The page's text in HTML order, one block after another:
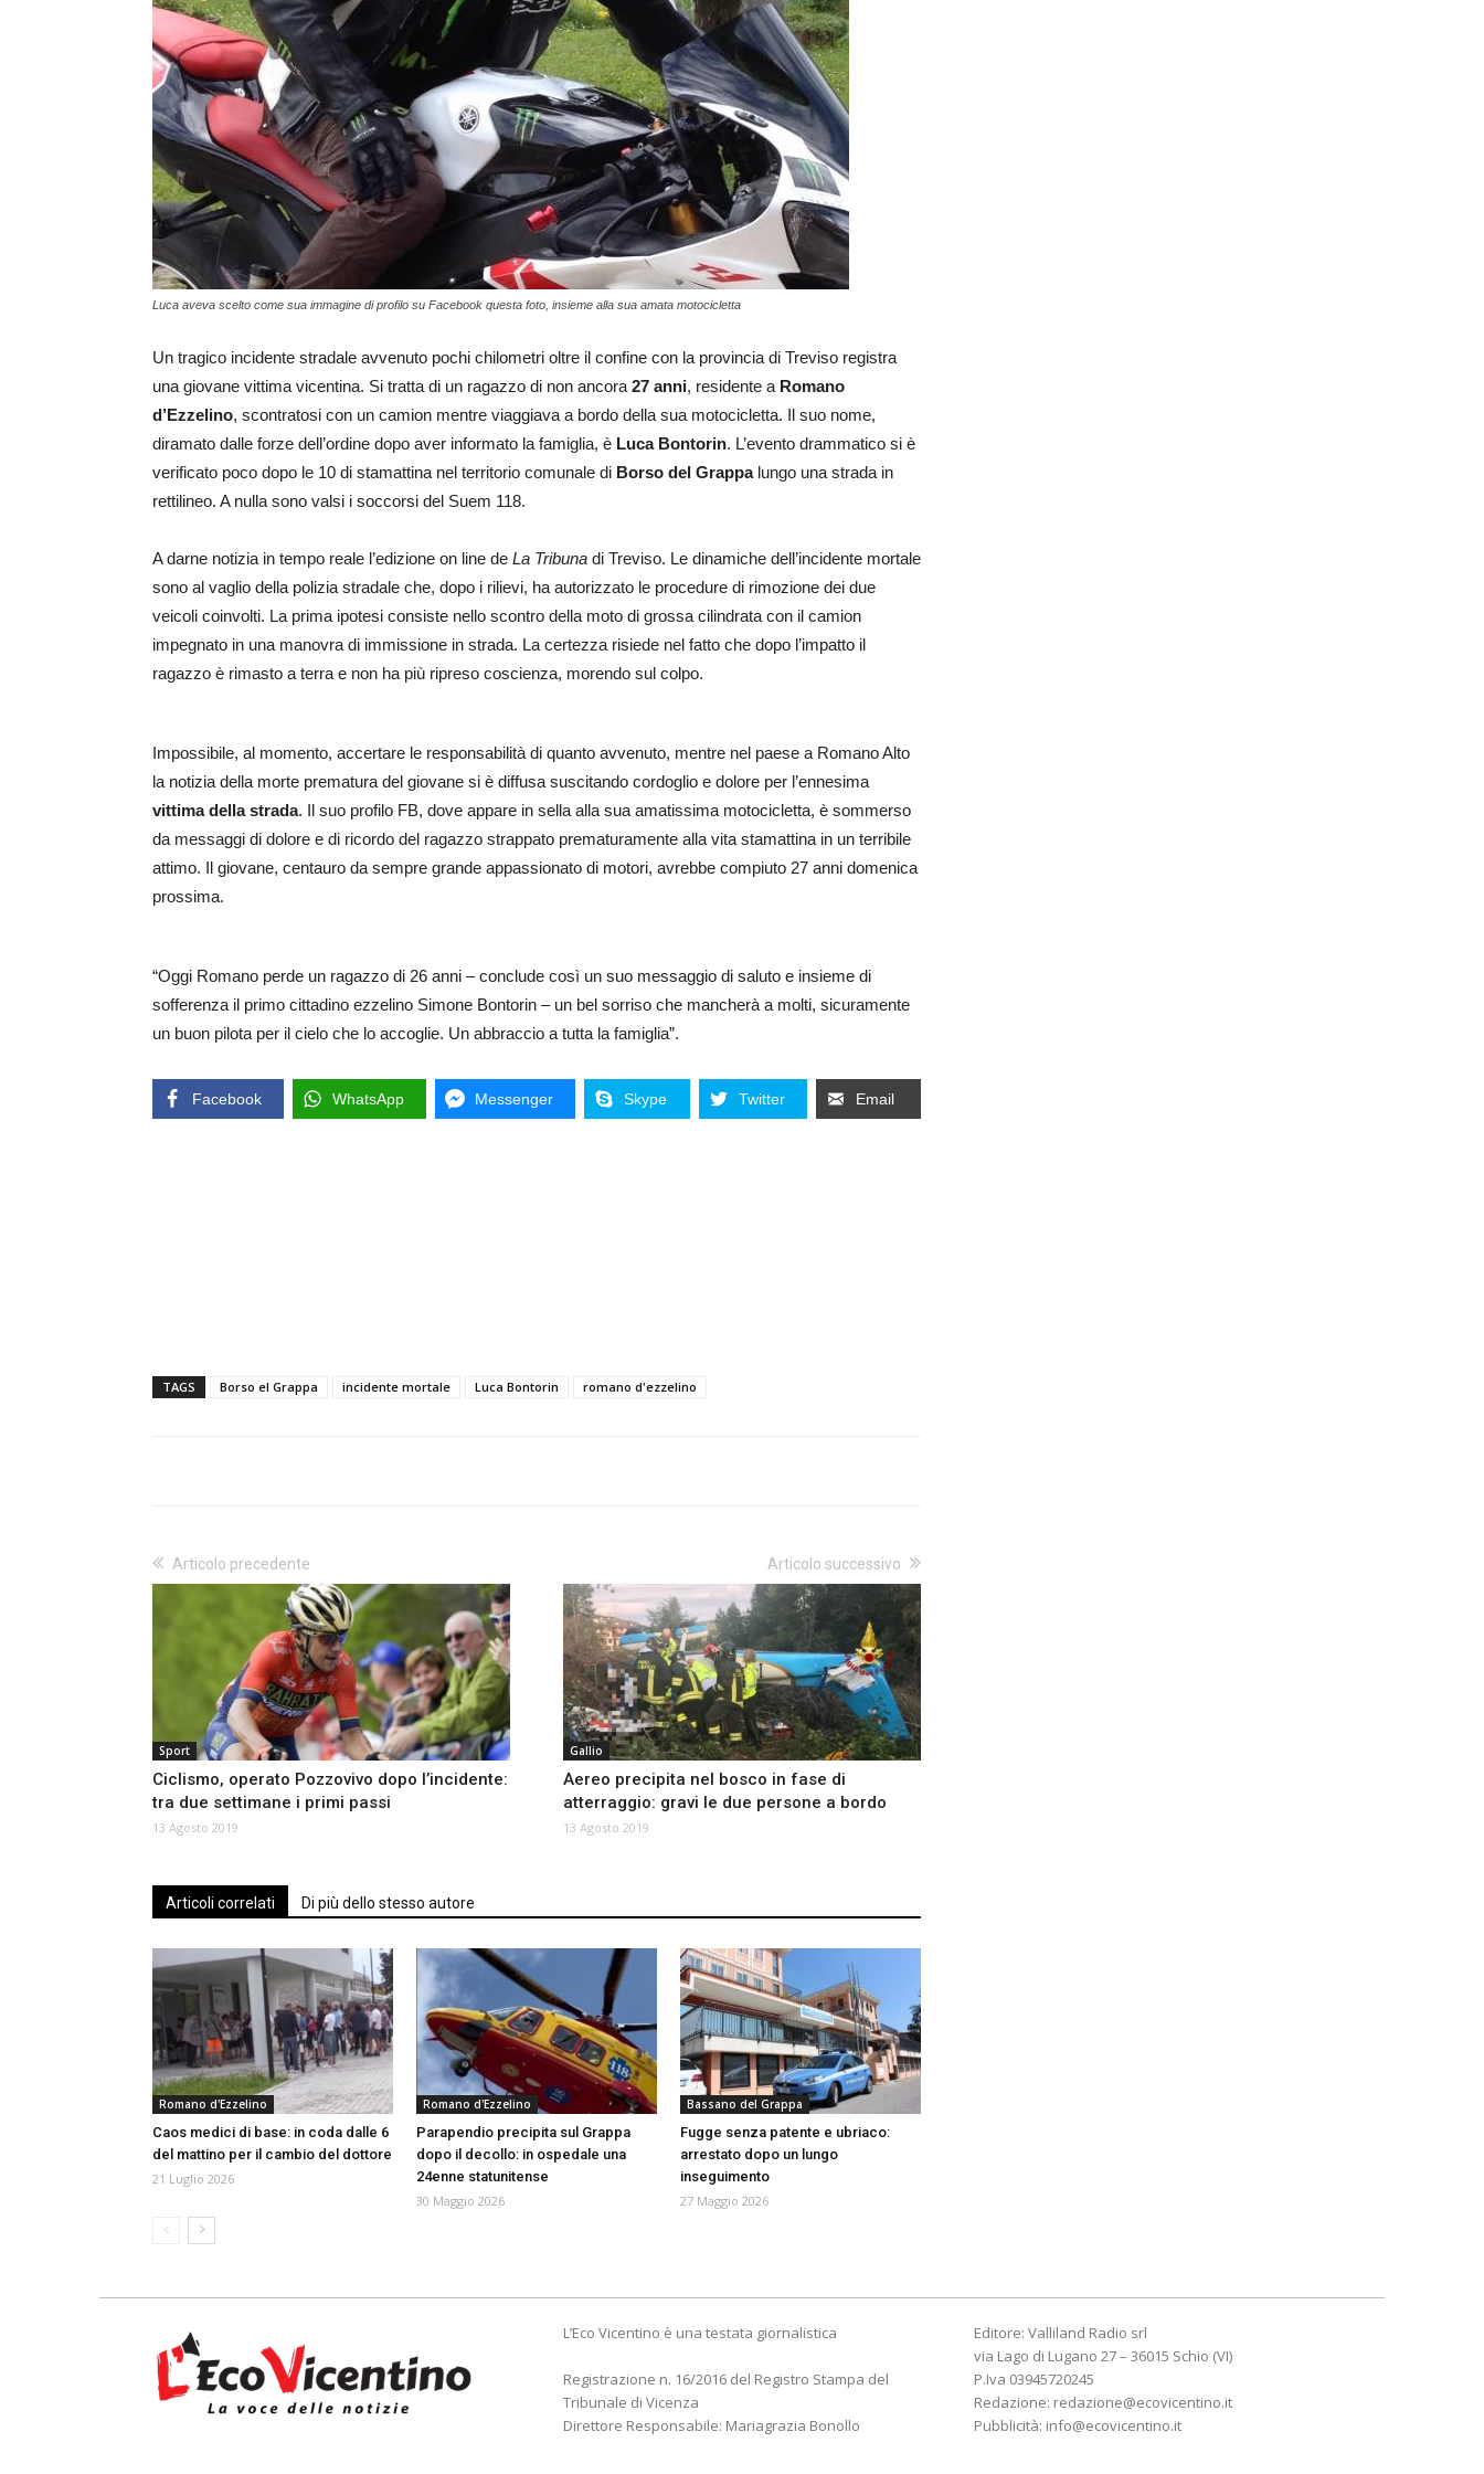
Luca aveva scelto come sua immagine di profilo su Facebook questa foto, insieme alla sua amata motocicletta
Un tragico incidente stradale avvenuto pochi chilometri oltre il confine con la provincia di Treviso registra
una giovane vittima vicentina. Si tratta di un ragazzo di non ancora 27 anni, residente a Romano
d’Ezzelino, scontratosi con un camion mentre viaggiava a bordo della sua motocicletta. Il suo nome,
diramato dalle forze dell’ordine dopo aver informato la famiglia, è Luca Bontorin. L’evento drammatico si è
verificato poco dopo le 10 di stamattina nel territorio comunale di Borso del Grappalungo una strada in
rettilineo. A nulla sono valsi i soccorsi del Suem 118.
A darne notizia in tempo reale l’edizione on line de La Tribuna di Treviso. Le dinamiche dell’incidente mortale
sono al vaglio della polizia stradale che, dopo i rilievi, ha autorizzato le procedure di rimozione dei due
veicoli coinvolti. La prima ipotesi consiste nello scontro della moto di grossa cilindrata con il camion
impegnato in una manovra di immissione in strada. La certezza risiede nel fatto che dopo l’impatto il
ragazzo è rimasto a terra e non ha più ripreso coscienza, morendo sul colpo.
Impossibile, al momento, accertare le responsabilità di quanto avvenuto, mentre nel paese a Romano Alto
la notizia della morte prematura del giovane si è diffusa suscitando cordoglio e dolore per l’ennesima
vittima della strada. Il suo profilo FB, dove appare in sella alla sua amatissima motocicletta, è sommerso
da messaggi di dolore e di ricordo del ragazzo strappato prematuramente alla vita stamattina in un terribile
attimo. Il giovane, centauro da sempre grande appassionato di motori, avrebbe compiuto 27 anni domenica
prossima.
“Oggi Romano perde un ragazzo di 26 anni – conclude così un suo messaggio di saluto e insieme di
sofferenza il primo cittadino ezzelino Simone Bontorin – un bel sorriso che mancherà a molti, sicuramente
un buon pilota per il cielo che lo accoglie. Un abbraccio a tutta la famiglia”.
Facebook WhatsApp Messenger Skype Twitter Email
TAGS Borso el Grappa incidente mortale Luca Bontorin romano d'ezzelino
Articolo precedente
Sport
Ciclismo, operato Pozzovivo dopo l’incidente:
tra due settimane i primi passi
13 Agosto 2019
Articolo successivo
Gallio
Aereo precipita nel bosco in fase di
atterraggio: gravi le due persone a bordo
13 Agosto 2019
Articoli correlati Di più dello stesso autore
Romano d'Ezzelino
Caos medici di base: in coda dalle 6
del mattino per il cambio del dottore
21 Luglio 2026
Romano d'Ezzelino
Parapendio precipita sul Grappa
dopo il decollo: in ospedale una
24enne statunitense
30 Maggio 2026
Bassano del Grappa
Fugge senza patente e ubriaco:
arrestato dopo un lungo
inseguimento
27 Maggio 2026
L’Eco Vicentino è una testata giornalistica
Registrazione n. 16/2016 del Registro Stampa del
Tribunale di Vicenza
Direttore Responsabile: Mariagrazia Bonollo
Editore: Valliland Radio srl
via Lago di Lugano 27 – 36015 Schio (VI)
P.Iva 03945720245
Redazione: redazione@ecovicentino.it
Pubblicità: info@ecovicentino.it